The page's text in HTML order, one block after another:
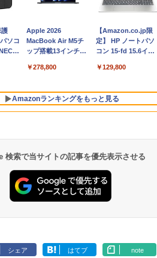
ソコ
Apple 2026
MacBook Air M5チ
ップ搭載13インチノ
Apple Intelligence、
Retinaディスプレ
イ、16GBユニファイ
ドメモリ、1TB SSD
ド、Touch ID - ミッ
ドナイト
￥278,800
【Amazon.co.jp限
定】 HP ノートパソ
コン 15-fd 15.6イン
512GB SSD インテ
￥129,800
Amazonランキングをもっと見る
テム
ライ
2024(最新 永続版)|オ
ンラインコード
定バーチャルアイテ
ムを含む】 【オンラ
の言
リー
非エンジニア 初心者
素人 でも安心 使い方
デザイン入門講座
［第2版］
面で
間持
ション (32GB) 7イン
チディスプレイ、明
トレージ、防水、7イ
ンチカラーディスプ
検索で当サイトの記事を優先表示させる
シェア はてブ note